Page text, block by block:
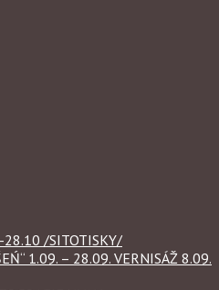
28.10 /SITOTISKY/
1.09. – 28.09. VERNISÁŽ 8.09.